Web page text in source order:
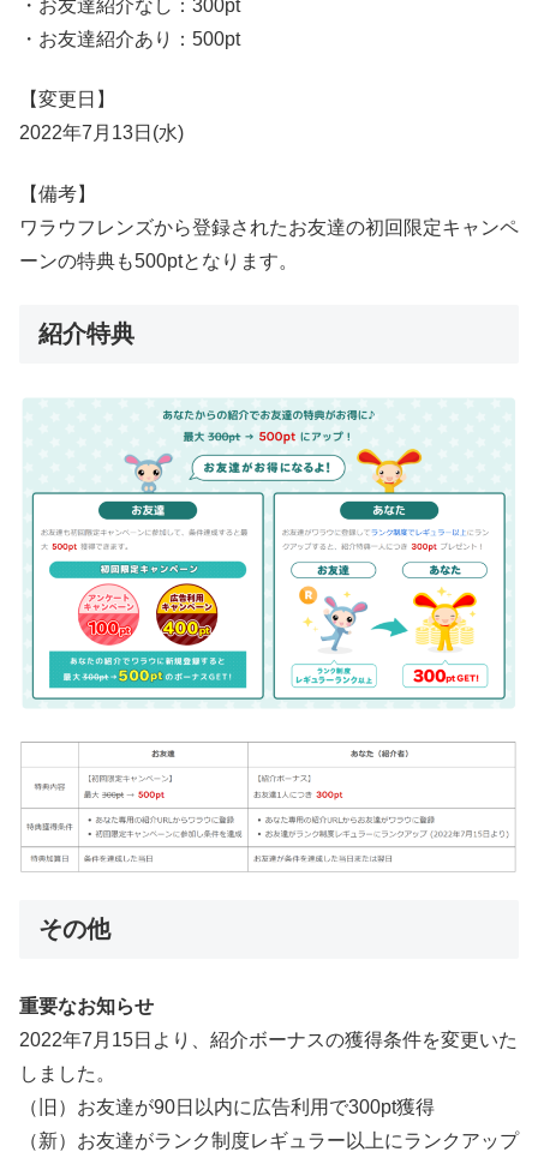
・お友達紹介なし：300pt
・お友達紹介あり：500pt
【変更日】
2022年7月13日(水)
【備考】
ワラウフレンズから登録されたお友達の初回限定キャンペ
ーンの特典も500ptとなります。
紹介特典
その他
重要なお知らせ
2022年7月15日より、紹介ボーナスの獲得条件を変更いた
しました。
（旧）お友達が90日以内に広告利用で300pt獲得
（新）お友達がランク制度レギュラー以上にランクアップ